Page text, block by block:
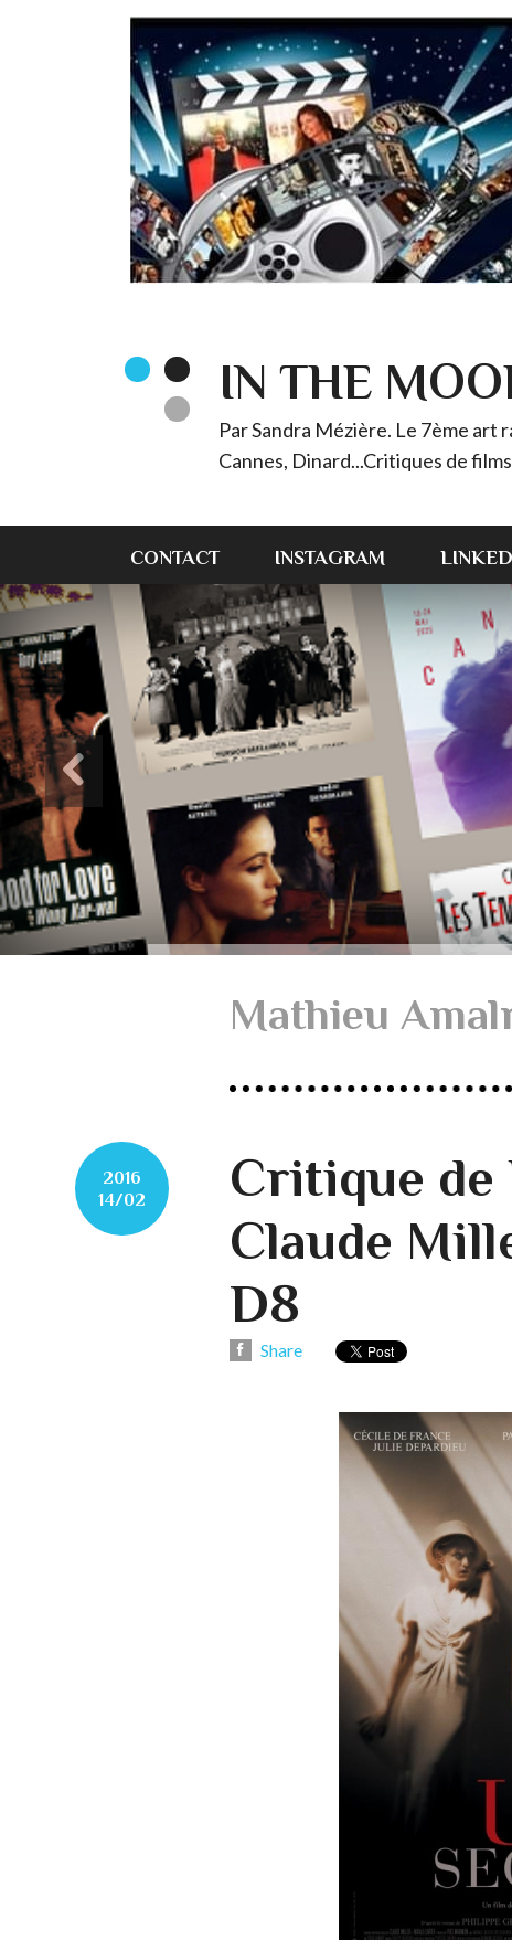
IN THE
Par Sandra Mézière. Le 7ème art
Cannes, Dinard...Critiques de
CONTACT INSTAGRAM
Mathieu
2016
14/02
Critique de
Claude
D8
Share